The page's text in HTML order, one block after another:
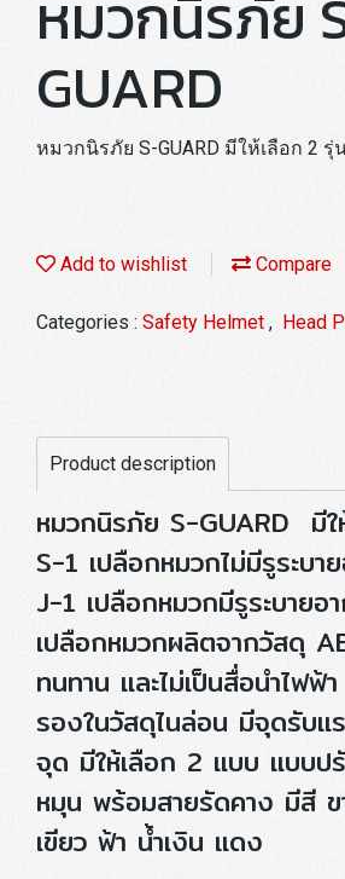
หมวกนิรภัย
GUARD
หมวกนิรภัย S-GUARD มีให้เลือก 2 รุ่
Add to wishlist Compare
Categories : Safety Helmet , Head
Product description
หมวกนิรภัย S-GUARD มี
S-1 เปลือกหมวกไม่มีรูระบา
J-1 เปลือกหมวกมีรูระบายอ
เปลือกหมวกผลิตจากวัสดุ
ทนทาน และไม่เป็นสื่อนำไฟฟ้า
รองในวัสดุไนล่อน มีจุดรับแ
จุด มีให้เลือก 2 แบบ แบบป
หมุน พร้อมสายรัดคาง มีสี
เขียว ฟ้า น้ำเงิน แดง